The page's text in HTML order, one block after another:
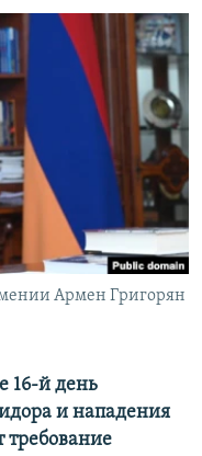
Армен Григорян
16-й день
и нападения